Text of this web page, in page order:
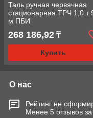
Таль ручная червячная
стационарная ТРЧ 1,0 т
м ПБИ
268 186,92 ₸
Купить
О нас
Рейтинг не
Менее 5 отзывов